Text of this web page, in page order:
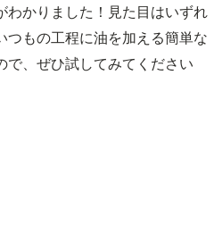
わかりました！見た目はいずれ
つもの工程に油を加える簡単な
で、ぜひ試してみてください